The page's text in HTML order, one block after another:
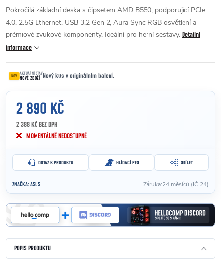
Pokročilá základní deska s čipsetem AMD B550, podporující PCIe
4.0, 2.5G Ethernet, USB 3.2 Gen 2, Aura Sync RGB osvětlení a
prémiové zvukové komponenty. Ideální pro herní sestavy. Detailní
informace
NOV AKTUÁLNÍ STAV
NOVÉ ZBOŽÍ Nový kus v originálním balení.
2 890 KČ
2 388 KČ BEZ DPH
Měrná cena:
MOMENTÁLNĚ NEDOSTUPNÉ
DOTAZ K PRODUKTU HLÍDACÍ PES SDÍLET
ZNAČKA: ASUS Záruka:24 měsíců (IČ 24)
POPIS PRODUKTU